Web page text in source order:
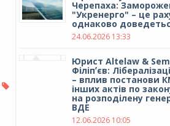
Черепаха:
"Укренерго" – це
однаково
24.06.2026 13:33
Юрист Altelaw &
Філіпʼєв:
– вплив постанови
інших актів по
на розподілену
ВДЕ
12.06.2026 10:05